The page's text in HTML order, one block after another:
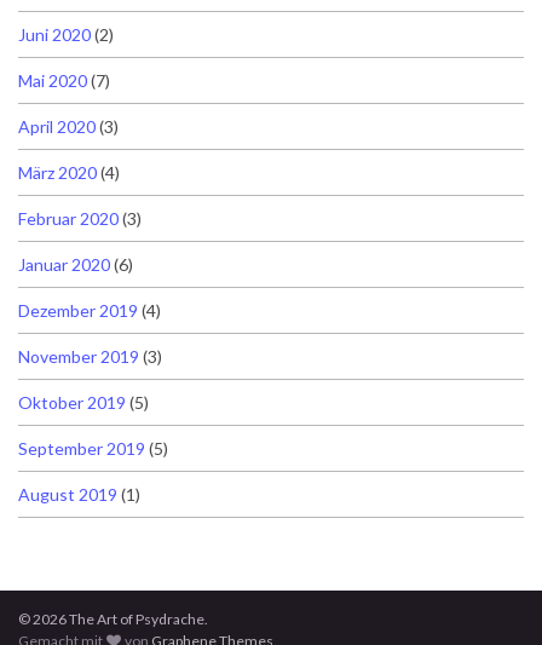
Juni 2020(2)
Mai 2020(7)
April 2020(3)
März 2020(4)
Februar 2020(3)
Januar 2020(6)
Dezember 2019 (4)
November 2019 (3)
Oktober 2019 (5)
September 2019 (5)
August 2019 (1)
© 2026 The Art of Psydrache.
Gemacht mit
von Graphene Themes